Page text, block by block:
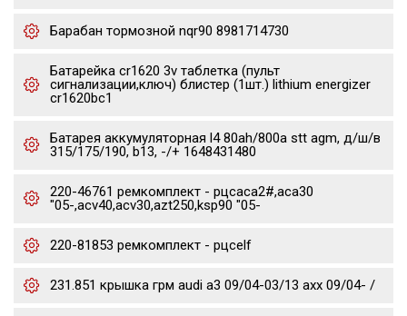
Барабан тормозной nqr90 8981714730
Батарейка cr1620 3v таблетка (пульт
сигнализации,ключ) блистер (1шт.) lithium energizer
cr1620bc1
Батарея аккумуляторная l4 80ah/800a stt agm, д/ш/в
315/175/190, b13, -/+ 1648431480
220-46761 ремкомплект - рцсaca2#,aca30
"05-,acv40,acv30,azt250,ksp90 "05-
220-81853 ремкомплект - рцсelf
231.851 крышка грм audi a3 09/04-03/13 axx 09/04- /